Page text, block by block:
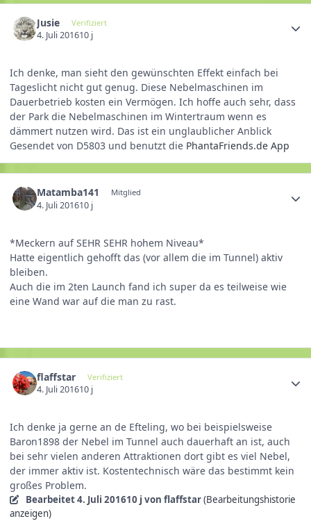
Jusie Verifiziert
4. Juli 201610 j
Ich denke, man sieht den gewünschten Effekt einfach bei
Tageslicht nicht gut genug. Diese Nebelmaschinen im
Dauerbetrieb kosten ein Vermögen. Ich hoffe auch sehr, dass
der Park die Nebelmaschinen im Wintertraum wenn es
dämmert nutzen wird. Das ist ein unglaublicher Anblick
Gesendet von D5803 und benutzt die PhantaFriends.de App
Matamba141 Mitglied
4. Juli 201610 j
*Meckern auf SEHR SEHR hohem Niveau*
Hatte eigentlich gehofft das (vor allem die im Tunnel) aktiv
bleiben.
Auch die im 2ten Launch fand ich super da es teilweise wie
eine Wand war auf die man zu rast.
flaffstar Verifiziert
4. Juli 201610 j
Ich denke ja gerne an de Efteling, wo bei beispielsweise
Baron1898 der Nebel im Tunnel auch dauerhaft an ist, auch
bei sehr vielen anderen Attraktionen dort gibt es viel Nebel,
der immer aktiv ist. Kostentechnisch wäre das bestimmt kein
großes Problem.
Bearbeitet4. Juli 201610 j von flaffstar(Bearbeitungshistorie
anzeigen)